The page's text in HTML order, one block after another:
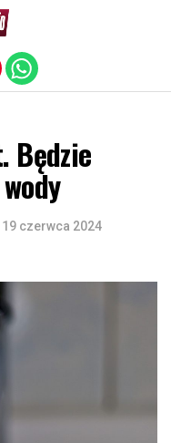
Będzie
19 czerwca 2024